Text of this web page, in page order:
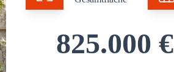
825.000 €